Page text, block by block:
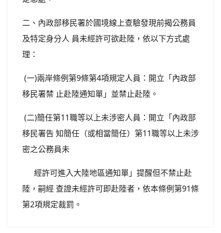
二、內政部移民署於國境線上查驗發現前揭公務員
及特定身分人 員未經許可欲赴陸，依以下方式處
理：
(一)兩岸條例第9條第4項規定人員：開立「內政部
移民署禁 止赴陸通知單」並禁止赴陸。
(二)簡任第11職等以上未涉密人員：開立「內政部
移民署告 知簡任（或相當簡任）第11職等以上未涉
密之公務員未
經許可進入大陸地區通知單」提醒但不禁止赴
陸，嗣經 查證未經許可即赴陸者，依本條例第91條
第2項規定裁罰。